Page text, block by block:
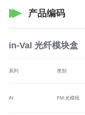
产品编码
in-Val 光纤模块盒
系列 类别
iN FM:光模组